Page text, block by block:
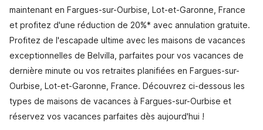
maintenant en Fargues-sur-Ourbise, Lot-et-Garonne, France
et profitez d'une réduction de 20%* avec annulation gratuite.
Profitez de l'escapade ultime avec les maisons de vacances
exceptionnelles de Belvilla, parfaites pour vos vacances de
dernière minute ou vos retraites planifiées en Fargues-sur-
Ourbise, Lot-et-Garonne, France. Découvrez ci-dessous les
types de maisons de vacances à Fargues-sur-Ourbise et
réservez vos vacances parfaites dès aujourd'hui !